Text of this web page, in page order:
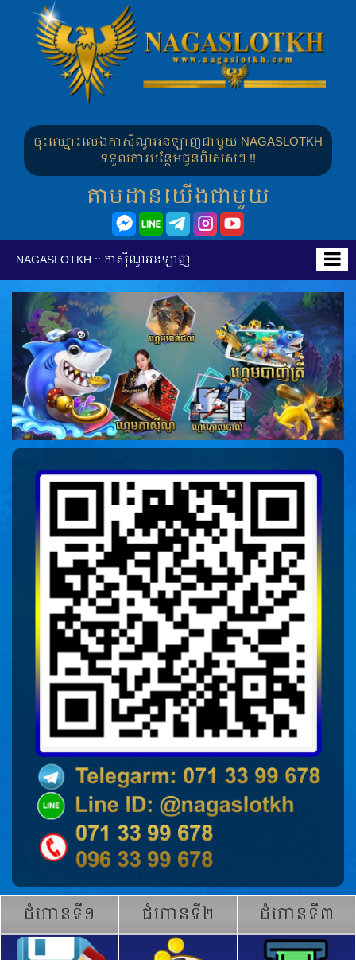
ចុះឈ្មោះលេងកាស៊ីណូអនឡាញជាមួយ NAGASLOTKH
ទទួលការបន្ថែមជូនពិសេសៗ !!
តាមដានយើងជាមួយ
NAGASLOTKH :: កាស៊ីណូអនឡាញ
ជំហានទី១ ជំហានទី២ ជំហានទី៣